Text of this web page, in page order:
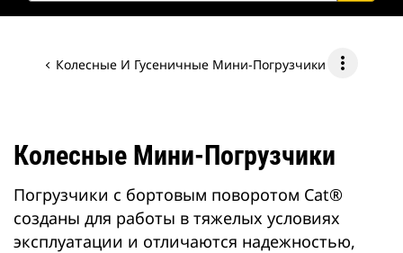
Колесные И Гусеничные Мини-Погрузчики more_vert
Колесные Мини-Погрузчики
Погрузчики с бортовым поворотом Cat®
созданы для работы в тяжелых условиях
эксплуатации и отличаются надежностью,